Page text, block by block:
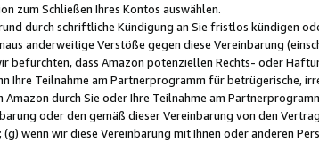
zum Schließen Ihres Kontos auswählen.
durch schriftliche Kündigung an Sie fristlos kündigen
anderweitige Verstöße gegen diese Vereinbarung
befürchten, dass Amazon potenziellen Rechts- oder
Ihre Teilnahme am Partnerprogramm für betrügerische,
Amazon durch Sie oder Ihre Teilnahme am
oder den gemäß dieser Vereinbarung von den
wenn wir diese Vereinbarung mit Ihnen oder anderen